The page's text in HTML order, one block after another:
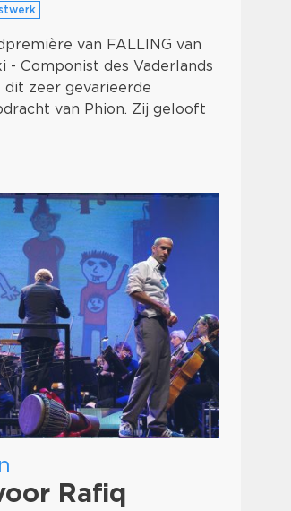
van FALLING van
- Componist des Vaderlands
dit zeer gevarieerde
van Phion. Zij gelooft
Rafiq